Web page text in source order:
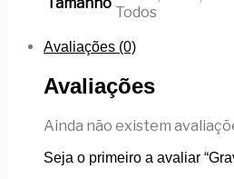
Todos
Avaliações (0)
Avaliações
Ainda não existem
Seja o primeiro a avaliar